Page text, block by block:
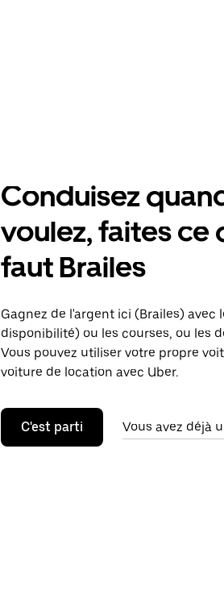
Conduisez
voulez, faites ce
faut Brailes
Gagnez de l'argent ici (Brailes) avec
disponibilité) ou les courses, ou les
Vous pouvez utiliser votre propre
voiture de location avec Uber.
C'est parti Vous avez déjà